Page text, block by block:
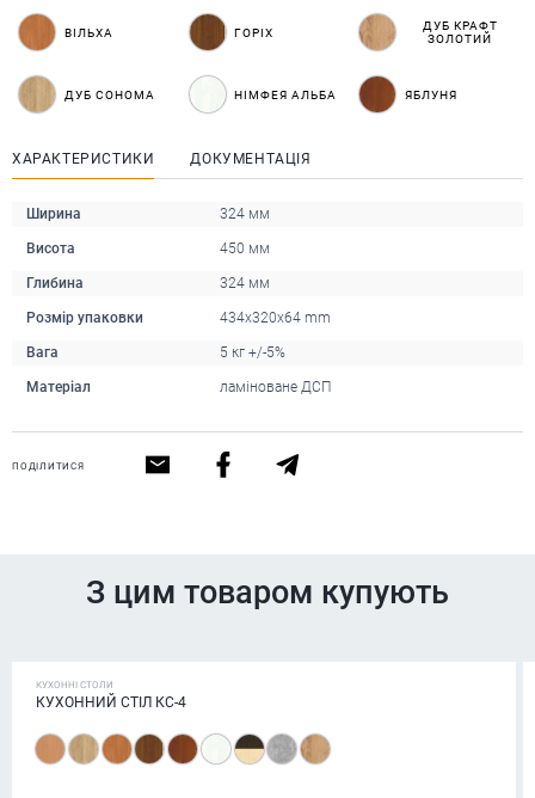
ВІЛЬХА ГОРІХ
ДУБ КРАФТ
ЗОЛОТИЙ
ДУБ СОНОМА НІМФЕЯ АЛЬБА ЯБЛУНЯ
ХАРАКТЕРИСТИКИ ДОКУМЕНТАЦІЯ
Ширина 324 мм
Висота 450 мм
Глибина 324 мм
Розмір упаковки 434х320х64 mm
Вага 5 кг +/-5%
Матеріал ламіноване ДСП
ПОДІЛИТИСЯ
З цим товаром купують
КУХОННІ СТОЛИ
КУХОННИЙ СТІЛ КС-4